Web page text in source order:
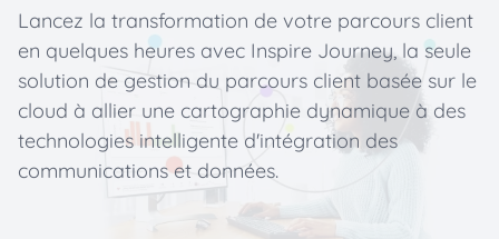
Lancez la transformation de votre parcours client
en quelques heures avec Inspire Journey, la seule
solution de gestion du parcours client basée sur le
cloud à allier une cartographie dynamique à des
technologies intelligente d'intégration des
communications et données.